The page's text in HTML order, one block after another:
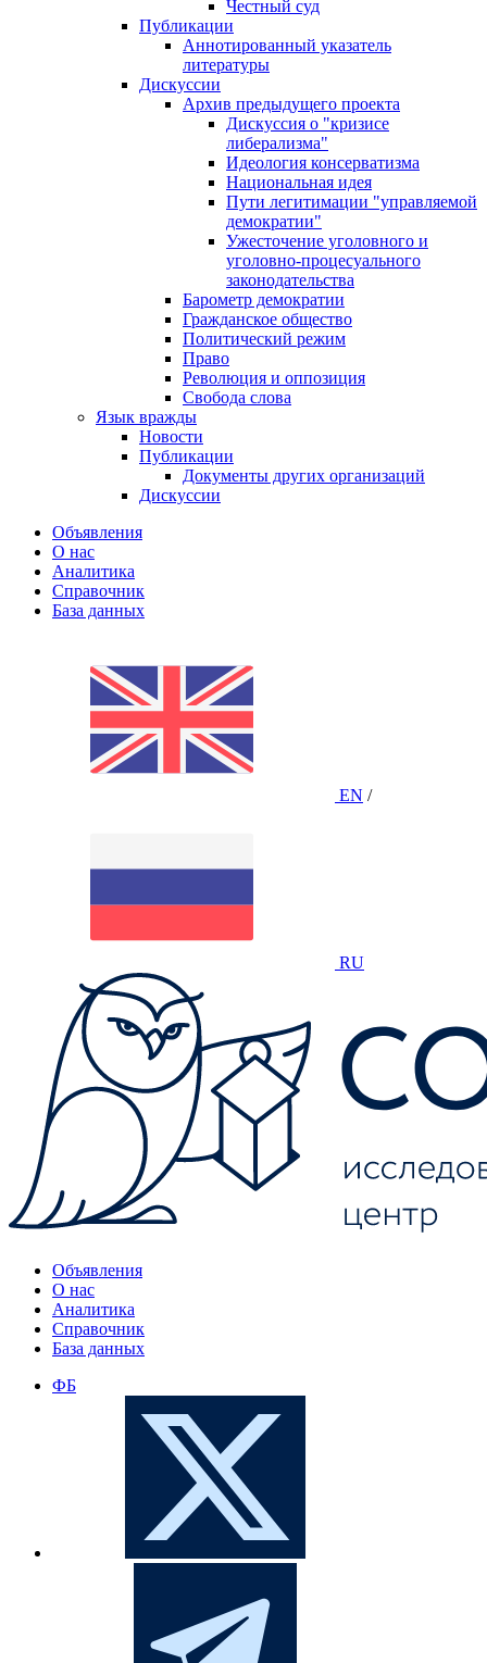
Честный суд
Публикации
Аннотированный указатель
литературы
Дискуссии
Архив предыдущего проекта
Дискуссия о "кризисе
либерализма"
Идеология консерватизма
Национальная идея
Пути легитимации "управляемой
демократии"
Ужесточение уголовного и
уголовно-процесуального
законодательства
Барометр демократии
Гражданское общество
Политический режим
Право
Революция и оппозиция
Свобода слова
Язык вражды
Новости
Публикации
Документы других организаций
Дискуссии
Объявления
О нас
Аналитика
Справочник
База данных
EN /
RU
Объявления
О нас
Аналитика
Справочник
База данных
ФБ